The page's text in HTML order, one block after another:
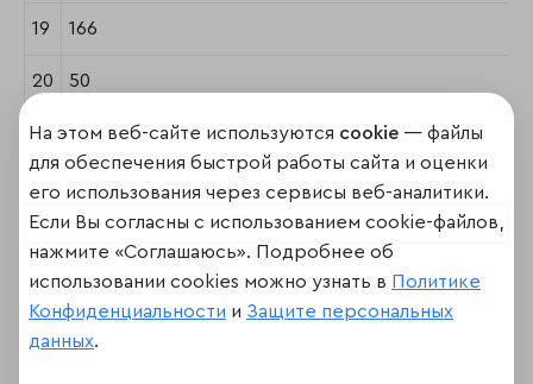
19 166
20 50
Поделиться
На этом веб-сайте используются cookie — файлы
для обеспечения быстрой работы сайта и оценки
его использования через сервисы веб-аналитики.
Если Вы согласны с использованием cookie-файлов,
нажмите «Соглашаюсь». Подробнее об
использовании cookies можно узнать в Политике
Конфиденциальности и Защите персональных
данных.